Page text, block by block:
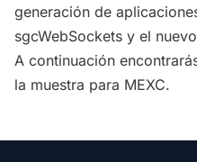
generación de
sgcWebSockets y el nuevo
A continuación
la muestra para MEXC.